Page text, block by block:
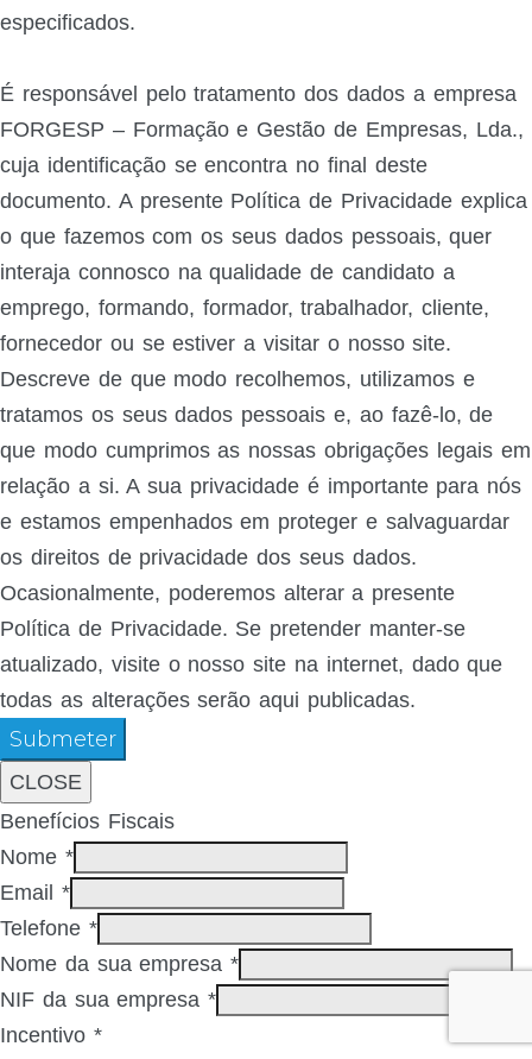
especificados.
É responsável pelo tratamento dos dados a empresa
FORGESP – Formação e Gestão de Empresas, Lda.,
cuja identificação se encontra no final deste
documento. A presente Política de Privacidade explica
o que fazemos com os seus dados pessoais, quer
interaja connosco na qualidade de candidato a
emprego, formando, formador, trabalhador, cliente,
fornecedor ou se estiver a visitar o nosso site.
Descreve de que modo recolhemos, utilizamos e
tratamos os seus dados pessoais e, ao fazê-lo, de
que modo cumprimos as nossas obrigações legais em
relação a si. A sua privacidade é importante para nós
e estamos empenhados em proteger e salvaguardar
os direitos de privacidade dos seus dados.
Ocasionalmente, poderemos alterar a presente
Política de Privacidade. Se pretender manter-se
atualizado, visite o nosso site na internet, dado que
todas as alterações serão aqui publicadas.
Submeter
CLOSE
Benefícios Fiscais
Nome *
Email *
Telefone *
Nome da sua empresa*
NIF da sua empresa*
Incentivo *